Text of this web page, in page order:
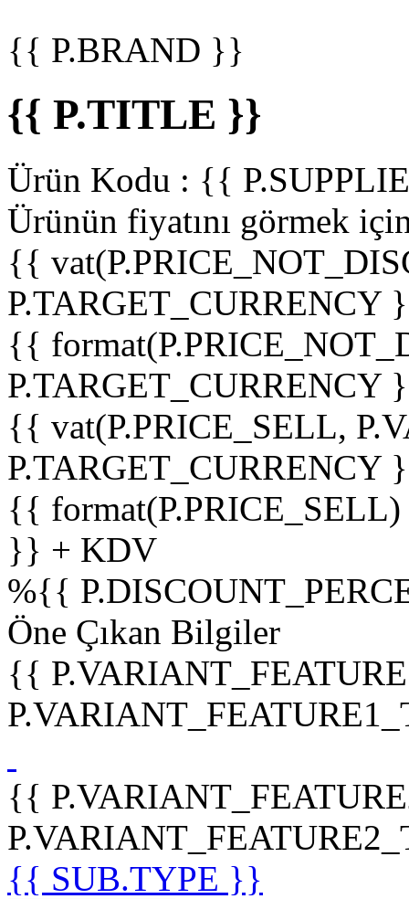
{{ P.BRAND }}
{{ P.TITLE }}
Ürün Kodu : {{
Ürünün fiyatını görmek
{{
P.TARGET_CURRENCY
{{
P.TARGET_CURRENCY
{{ vat(P.PRICE_SELL,
P.TARGET_CURRENCY
{{
}} + KDV
%{{
Öne Çıkan Bilgiler
{{
{{
{{ SUB.TYPE }}